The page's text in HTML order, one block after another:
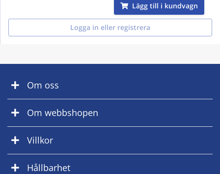
Lägg till i kundvagn
Logga in eller registrera
Om oss
Om webbshopen
Villkor
Hållbarhet